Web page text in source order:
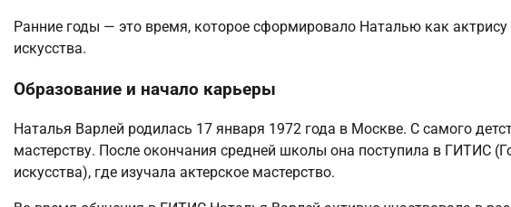
Ранние годы — это время, которое сформировало Наталью как
искусства.
Образование и начало карьеры
Наталья Варлей родилась 17 января 1972 года в Москве. С самого
мастерству. После окончания средней школы она поступила в ГИТИС
искусства), где изучала актерское мастерство.